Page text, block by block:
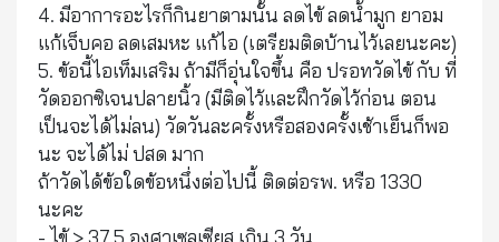
4. มีอาการอะไรก็กินยาตามนั้น ลดไข้ ลดน้ำมูก ยาอม
แก้เจ็บคอ ลดเสมหะ แก้ไอ (เตรียมติดบ้านไว้เลยนะคะ)
5. ข้อนี้ไอเท็มเสริม ถ้ามีก็อุ่นใจขึ้น คือ ปรอทวัดไข้ กับ ที่
วัดออกซิเจนปลายนิ้ว (มีติดไว้และฝึกวัดไว้ก่อน ตอน
เป็นจะได้ไม่ลน) วัดวันละครั้งหรือสองครั้งเช้าเย็นก็พอ
นะ จะได้ไม่ ปสด มาก
ถ้าวัดได้ข้อใดข้อหนึ่งต่อไปนี้ ติดต่อรพ. หรือ 1330
นะคะ
- ไข้ > 37.5 องศาเซลเซียส เกิน 3 วัน